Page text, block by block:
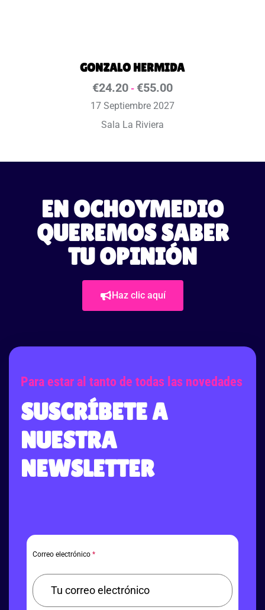
GONZALO HERMIDA
€24.20 - €55.00
17 Septiembre 2027
Sala La Riviera
EN OCHOYMEDIO
QUEREMOS SABER
TU OPINIÓN
Haz clic aquí
Para estar al tanto de todas las novedades
SUSCRÍBETE A
NUESTRA
NEWSLETTER
Correo electrónico *